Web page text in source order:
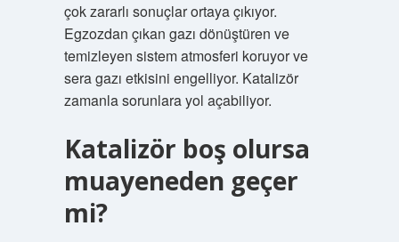
çok zararlı sonuçlar ortaya çıkıyor.
Egzozdan çıkan gazı dönüştüren ve
temizleyen sistem atmosferi koruyor ve
sera gazı etkisini engelliyor. Katalizör
zamanla sorunlara yol açabiliyor.
Katalizör boş olursa
muayeneden geçer
mi?